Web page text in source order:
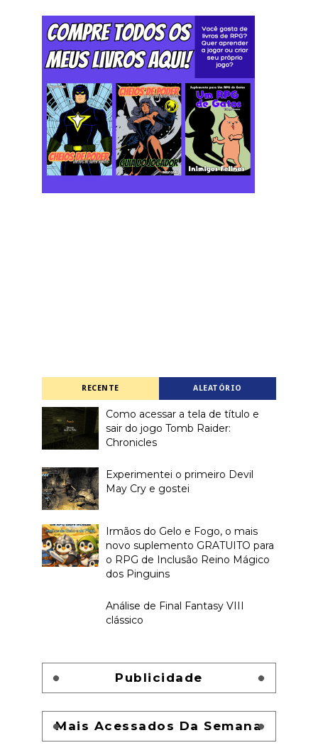
RECENTE ALEATÓRIO
Como acessar a tela de título e
sair do jogo Tomb Raider:
Chronicles
Experimentei o primeiro Devil
May Cry e gostei
Irmãos do Gelo e Fogo, o mais
novo suplemento GRATUITO para
o RPG de Inclusão Reino Mágico
dos Pinguins
Análise de Final Fantasy VIII
clássico
Publicidade
Mais Acessados Da Semana